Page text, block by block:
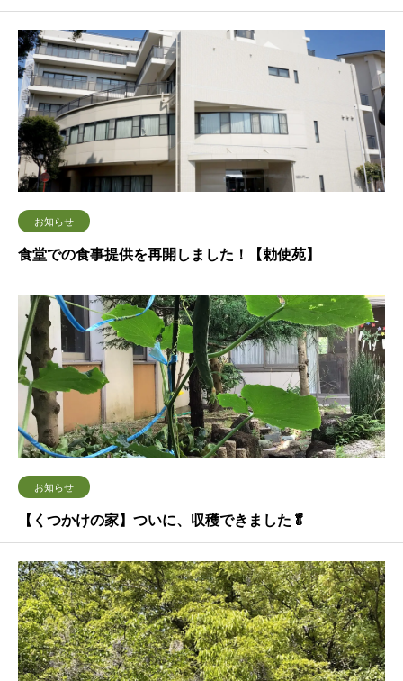
お知らせ
食堂での食事提供を再開しました！【勅使苑】
お知らせ
【くつかけの家】ついに、収穫できました🥬